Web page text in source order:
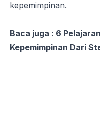
kepemimpinan.
Baca juga : 6
Kepemimpinan Dari